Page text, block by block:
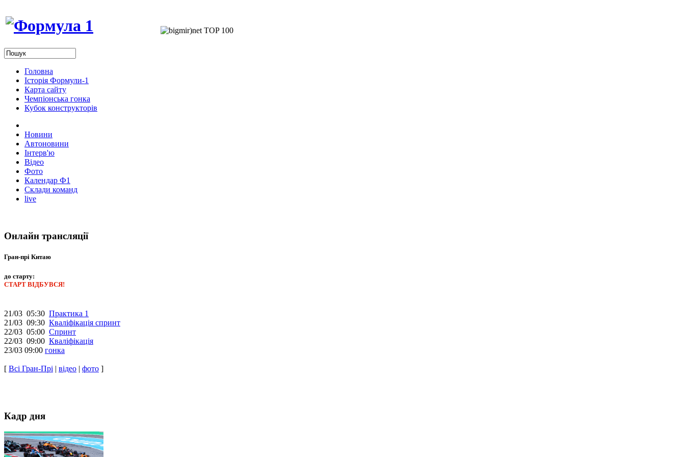
Головна
Історія Формули-1
Карта сайту
Чемпіонська гонка
Кубок конструкторів
Новини
Автоновини
Інтерв'ю
Відео
Фото
Календар Ф1
Склади команд
live
Онлайн трансляції
Гран-прі Китаю
до старту:
СТАРТ ВІДБУВСЯ!
21/03 05:30 Практика 1
21/03 09:30 Кваліфікація спринт
22/03 05:00 Спринт
22/03 09:00 Кваліфікація
23/03 09:00 гонка
[ Всі Гран-Прі | відео | фото ]
Кадр дня